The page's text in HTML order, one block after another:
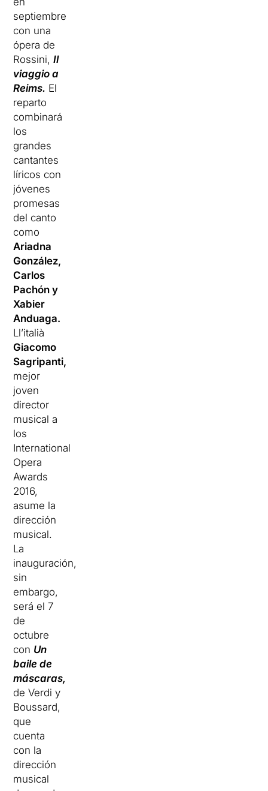
septiembre
con una
ópera de
Rossini,Il
viaggio a
Reims. El
reparto
combinará
los
grandes
cantantes
líricos con
jóvenes
promesas
del canto
como
Ariadna
González,
Carlos
Pachón y
Xabier
Anduaga.
Ll’italià
Giacomo
Sagripanti,
mejor
joven
director
musical a
los
International
Opera
Awards
2016,
asume la
dirección
musical.
La
inauguración,
sin
embargo,
será el 7
de
octubre
con Un
baile de
máscaras,
de Verdi y
Boussard,
que
cuenta
con la
dirección
musical